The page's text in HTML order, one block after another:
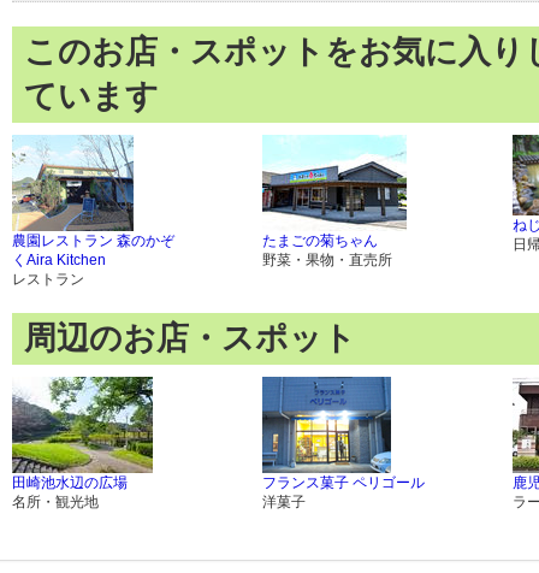
このお店・スポットをお気に入
ています
農園レストラン 森のかぞ
くAira Kitchen
レストラン
たまごの菊ちゃん
野菜・果物・直売所
ね
日
周辺のお店・スポット
田崎池水辺の広場
名所・観光地
フランス菓子 ペリゴール
洋菓子
鹿
ラ